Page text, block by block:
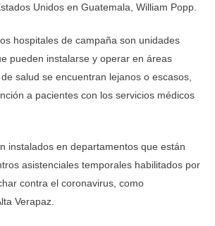
Unidos en Guatemala, William Popp.
hospitales de campaña son unidades
pueden instalarse y operar en áreas
salud se encuentran lejanos o escasos,
a pacientes con los servicios médicos
instalados en departamentos que están
asistenciales temporales habilitados por
contra el coronavirus, como
Verapaz.